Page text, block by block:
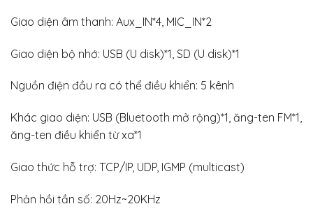
Giao diện âm thanh: Aux_IN*4, MIC_IN*2
Giao diện bộ nhớ: USB (U disk)*1, SD (U disk)*1
Nguồn điện đầu ra có thể điều khiển: 5 kênh
Khác giao diện: USB (Bluetooth mở rộng)*1, ăng-ten FM*1,
ăng-ten điều khiển từ xa*1
Giao thức hỗ trợ: TCP/IP, UDP, IGMP (multicast)
Phản hồi tần số: 20Hz~20KHz